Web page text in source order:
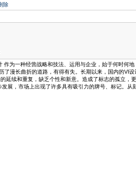
除
作为一种经营战略和技法、运用与企业，始于何时何
了漫长曲折的道路，有得有失。长期以来，国内的VI
延续和重复，缺乏个性和新意。造成了标志的孤立
，市场上出现了许多具有吸引力的牌号、标记。从